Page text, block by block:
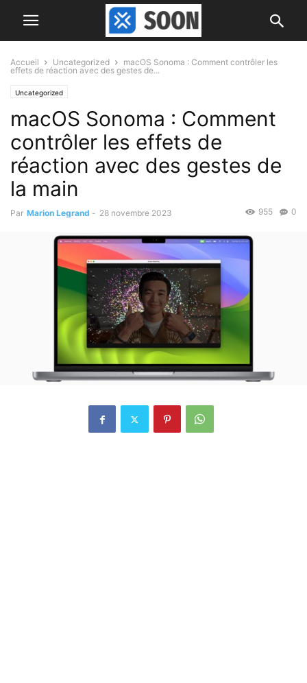
Accueil Uncategorized
macOS Sonoma : Comment contrôler les
effets de réaction avec des gestes de...
Uncategorized
macOS Sonoma : Comment
contrôler les effets de
réaction avec des gestes de
la main
Par Marion Legrand - 28 novembre 2023 0
955